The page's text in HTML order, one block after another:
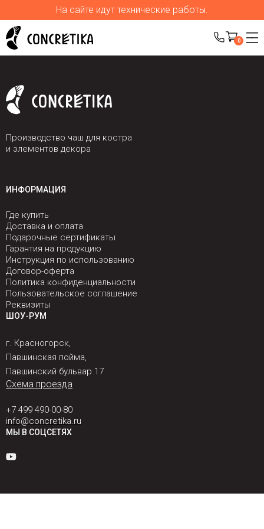
На сайте идут технические работы.
0
Производство чаш для костра
и элементов декора
ИНФОРМАЦИЯ
Где купить
Доставка и оплата
Подарочные сертификаты
Гарантия на продукцию
Инструкция по использованию
Договор-оферта
Политика конфиденциальности
Пользовательское соглашение
Реквизиты
ШОУ-РУМ
г. Красногорск,
Павшинская пойма,
Павшинский бульвар 17
Схема проезда
+7 499 490-00-80
info@concretika.ru
МЫ В СОЦСЕТЯХ